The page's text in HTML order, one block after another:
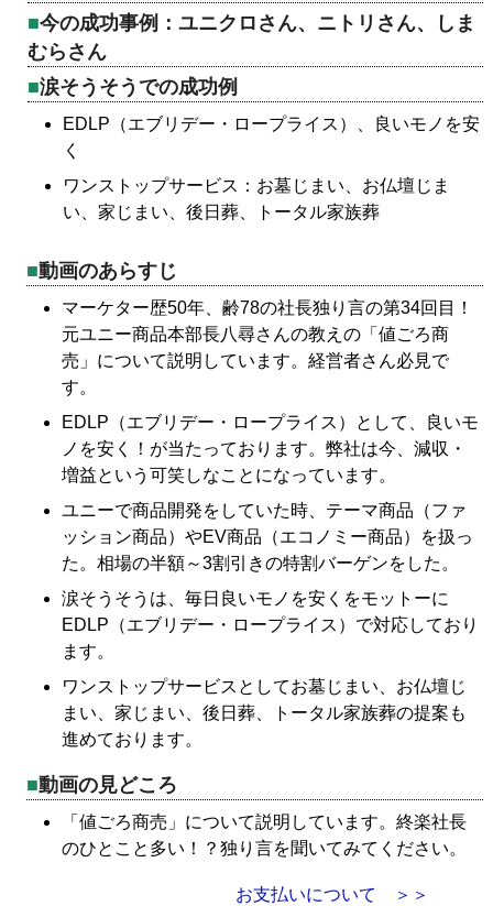
今の成功事例：ユニクロさん、ニトリさん、しま
むらさん
涙そうそうでの成功例
EDLP（エブリデー・ロープライス）、良いモノを安
く
ワンストップサービス：お墓じまい、お仏壇じま
い、家じまい、後日葬、トータル家族葬
動画のあらすじ
マーケター歴50年、齢78の社長独り言の第34回目！
元ユニー商品本部長八尋さんの教えの「値ごろ商
売」について説明しています。経営者さん必見で
す。
EDLP（エブリデー・ロープライス）として、良いモ
ノを安く！が当たっております。弊社は今、減収・
増益という可笑しなことになっています。
ユニーで商品開発をしていた時、テーマ商品（ファ
ッション商品）やEV商品（エコノミー商品）を扱っ
た。相場の半額～3割引きの特割バーゲンをした。
涙そうそうは、毎日良いモノを安くをモットーに
EDLP（エブリデー・ロープライス）で対応しており
ます。
ワンストップサービスとしてお墓じまい、お仏壇じ
まい、家じまい、後日葬、トータル家族葬の提案も
進めております。
動画の見どころ
「値ごろ商売」について説明しています。終楽社長
のひとこと多い！？独り言を聞いてみてください。
お支払いについて ＞＞